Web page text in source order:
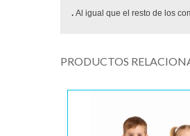
. Al igual que el resto de los
PRODUCTOS